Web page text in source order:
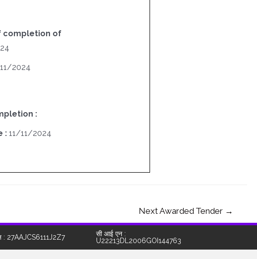
completion of
2024
:
: 11/11/2024
Next Awarded Tender →
: 27AAJCS6111J2Z7
सी आई एन :
U22213DL2006GOI144763